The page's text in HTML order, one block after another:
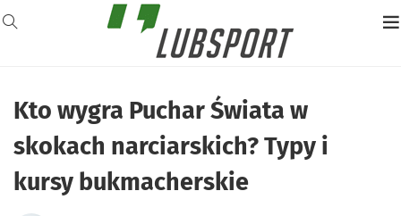
Kto wygra Puchar Świata w
skokach narciarskich? Typy i
kursy bukmacherskie